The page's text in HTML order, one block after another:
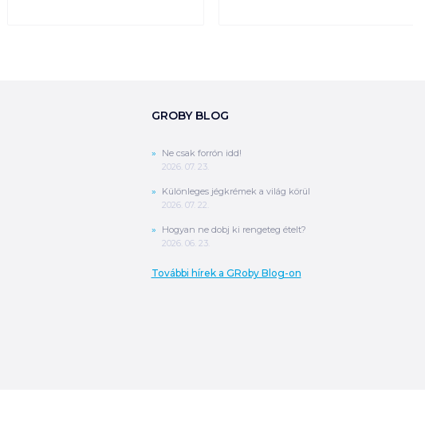
GROBY BLOG
Ne csak forrón idd!
2026. 07. 23.
Különleges jégkrémek a világ körül
2026. 07. 22.
Hogyan ne dobj ki rengeteg ételt?
2026. 06. 23.
További hírek a GRoby Blog-on